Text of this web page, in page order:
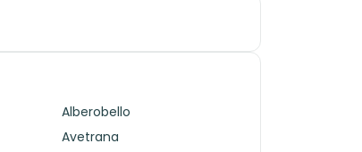
Alberobello
Avetrana